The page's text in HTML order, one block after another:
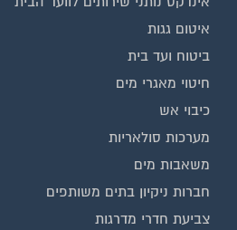
איטום גגות
ביטוח ועד בית
חיטוי מאגרי מים
כיבוי אש
מערכות סולאריות
משאבות מים
חברות ניקיון בתים משותפים
צביעת חדרי מדרגות